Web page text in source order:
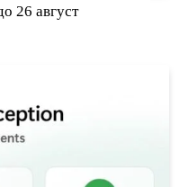
26 август